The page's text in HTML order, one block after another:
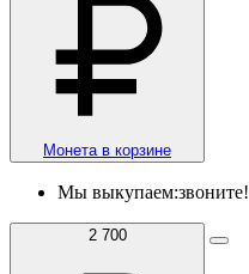
Монета в корзине
Мы выкупаем:звоните!
2 700